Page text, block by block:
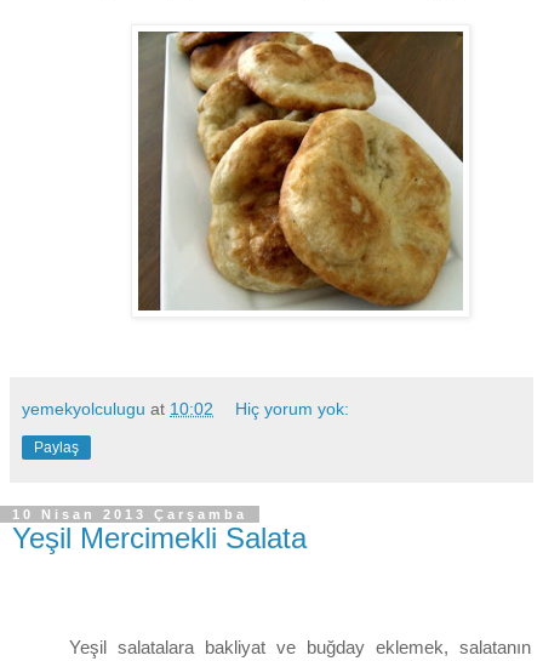
yemekyolculugu at 10:02 Hiç yorum yok:
Paylaş
10 Nisan 2013 Çarşamba
Yeşil Mercimekli Salata
Yeşil salatalara bakliyat ve buğday eklemek, salatanın